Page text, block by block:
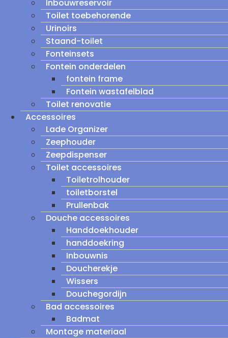
Inbouwreservoir
Toilet toebehorende
Urinoirs
Staand-toilet
Fonteinsets
Fontein onderdelen
fontein frame
Fontein wastafelblad
Toilet renovatie
Accessoires
Lade Organizer
Zeephouder
Zeepdispenser
Toilet accessoires
Toiletrolhouder
toiletborstel
Prullenbak
Douche accessoires
Handdoekhouder
handdoekring
Inbouwnis
Doucherekje
Wissers
Douchegordijn
Bad accessoires
Badmat
Montage materiaal